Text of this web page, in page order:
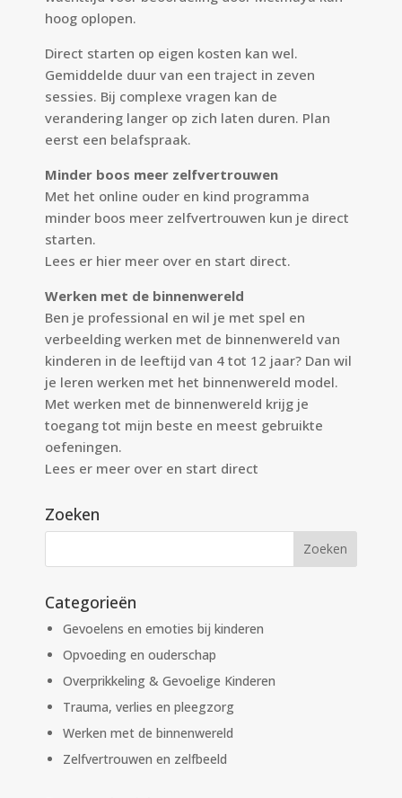
hoog oplopen.
Direct starten op eigen kosten kan wel.
Gemiddelde duur van een traject in zeven
sessies. Bij complexe vragen kan de
verandering langer op zich laten duren. Plan
eerst een belafspraak.
Minder boos meer zelfvertrouwen
Met het online ouder en kind programma
minder boos meer zelfvertrouwen kun je direct
starten.
Lees er hier meer over en start direct.
Werken met de binnenwereld
Ben je professional en wil je met spel en
verbeelding werken met de binnenwereld van
kinderen in de leeftijd van 4 tot 12 jaar? Dan wil
je leren werken met het binnenwereld model.
Met werken met de binnenwereld krijg je
toegang tot mijn beste en meest gebruikte
oefeningen.
Lees er meer over en start direct
Zoeken
Categorieën
Gevoelens en emoties bij kinderen
Opvoeding en ouderschap
Overprikkeling & Gevoelige Kinderen
Trauma, verlies en pleegzorg
Werken met de binnenwereld
Zelfvertrouwen en zelfbeeld